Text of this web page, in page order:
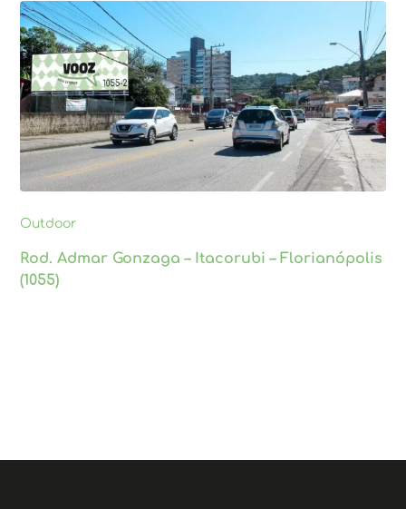
Outdoor
Rod. Admar Gonzaga – Itacorubi – Florianópolis
(1055)